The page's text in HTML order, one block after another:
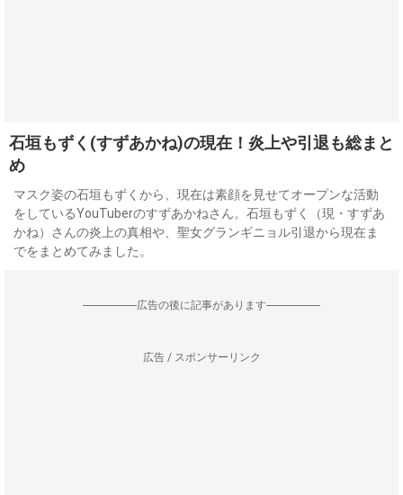
石垣もずく(すずあかね)の現在！炎上や引退も総まと
め
マスク姿の石垣もずくから、現在は素顔を見せてオープンな活動
をしているYouTuberのすずあかねさん。石垣もずく（現・すずあ
かね）さんの炎上の真相や、聖女グランギニョル引退から現在ま
でをまとめてみました。
--------------------広告の後に記事があります--------------------
広告 / スポンサーリンク